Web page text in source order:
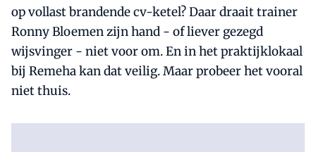
op vollast brandende cv-ketel? Daar draait trainer
Ronny Bloemen zijn hand - of liever gezegd
wijsvinger - niet voor om. En in het praktijklokaal
bij Remeha kan dat veilig. Maar probeer het vooral
niet thuis.